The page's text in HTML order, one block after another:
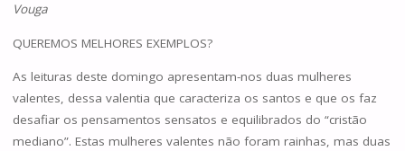
Vouga
QUEREMOS MELHORES EXEMPLOS?
As leituras deste domingo apresentam-nos duas mulheres
valentes, dessa valentia que caracteriza os santos e que os faz
desafiar os pensamentos sensatos e equilibrados do “cristão
mediano”. Estas mulheres valentes não foram rainhas, mas duas